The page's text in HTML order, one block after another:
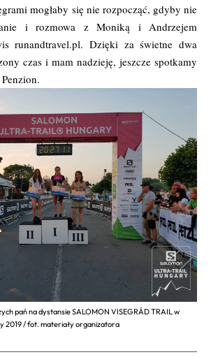
mogłaby się nie rozpocząć, gdyby nie
i rozmowa z Moniką i Andrzejem
runandtravel.pl. Dzięki za świetne dwa
czas i mam nadzieję, jeszcze spotkamy
pań na dystansie SALOMON VISEGRÁD TRAIL w
2019 / fot. materiały organizatora